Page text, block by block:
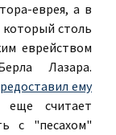
еврея, а в
столь
еврейством
Лазара.
ему
считает
с "песахом"